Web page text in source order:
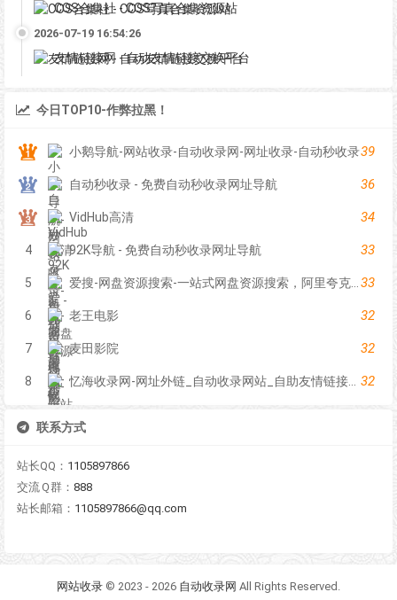
COS合集社 - COS写真合集资源站
2026-07-19 16:54:26
友情链接网 - 自动友情链接交换平台
今日TOP10-作弊拉黑！
小鹅导航-网站收录-自动收录网-网址收录-自动秒收录39
自动秒收录 - 免费自动秒收录网址导航 36
VidHub高清 34
4 92K导航 - 免费自动秒收录网址导航 33
5 爱搜-网盘资源搜索-一站式网盘资源搜索，阿里夸克百度迅雷UC全聚合33
6 老王电影 32
7 麦田影院 32
8 忆海收录网-网址外链_自动收录网站_自助友情链接平台_网站广告_软文发布_站长交易_站长资源 32
联系方式
站长QQ： 1105897866
交流Ｑ群： 888
站长邮箱： 1105897866@qq.com
网站收录 © 2023 - 2026 自动收录网 All Rights Reserved.